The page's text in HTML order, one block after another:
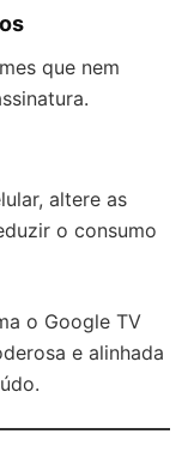
que nem
altere as
o consumo
o Google TV
e alinhada